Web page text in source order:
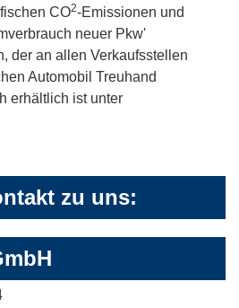
CO2-Emissionen und
neuer Pkw'
der an allen Verkaufsstellen
Automobil Treuhand
erhältlich ist unter
zu uns: